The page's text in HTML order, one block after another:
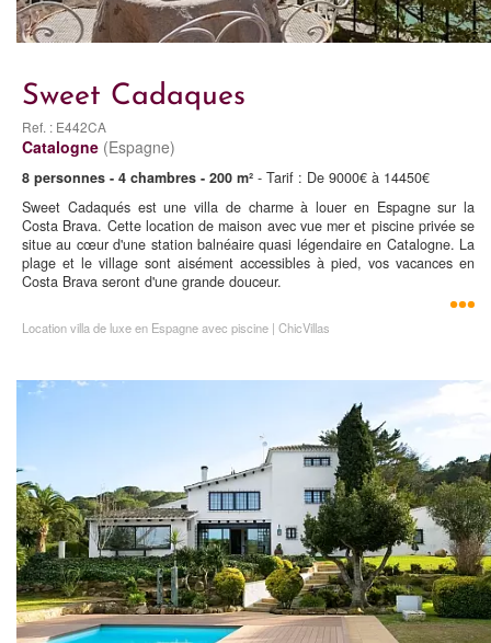
Sweet Cadaques
Ref. : E442CA
Catalogne (Espagne)
8 personnes - 4 chambres - 200 m² - Tarif : De 9000€ à 14450€
Sweet Cadaqués est une villa de charme à louer en Espagne sur la
Costa Brava. Cette location de maison avec vue mer et piscine privée se
situe au cœur d'une station balnéaire quasi légendaire en Catalogne. La
plage et le village sont aisément accessibles à pied, vos vacances en
Costa Brava seront d'une grande douceur.
Location villa de luxe en Espagne avec piscine | ChicVillas